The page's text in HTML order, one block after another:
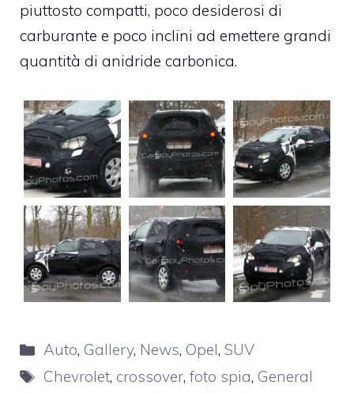
piuttosto compatti, poco desiderosi di
carburante e poco inclini ad emettere grandi
quantità di anidride carbonica.
Categorie
Auto, Gallery, News, Opel,SUV
Tag
Chevrolet, crossover,foto spia, General